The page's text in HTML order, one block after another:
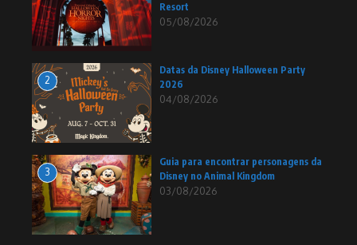
Resort
05/08/2026
2
Datas da Disney Halloween Party
2026
04/08/2026
3
Guia para encontrar personagens da
Disney no Animal Kingdom
03/08/2026